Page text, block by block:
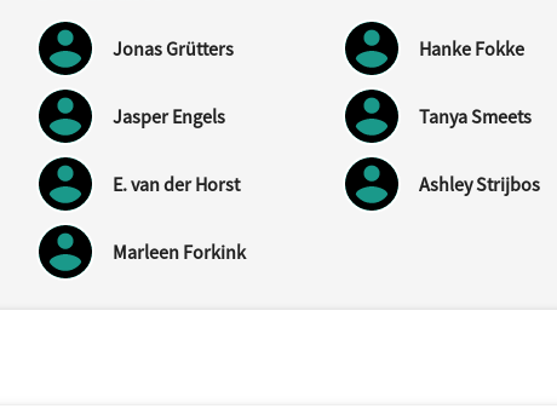
Jonas Grütters Hanke Fokke
Jasper Engels Tanya Smeets
E. van der Horst Ashley Strijbos
Marleen Forkink